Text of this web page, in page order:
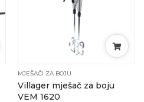
MJEŠAČI ZA BOJU
Villager mješač za boju
VEM 1620